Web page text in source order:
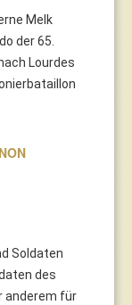
Melk
der 65.
Lourdes
Soldaten
des
anderem für